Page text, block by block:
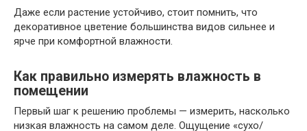
Даже если растение устойчиво, стоит помнить, что
декоративное цветение большинства видов сильнее и
ярче при комфортной влажности.
Как правильно измерять влажность в
помещении
Первый шаг к решению проблемы — измерить, насколько
низкая влажность на самом деле. Ощущение «сухо/